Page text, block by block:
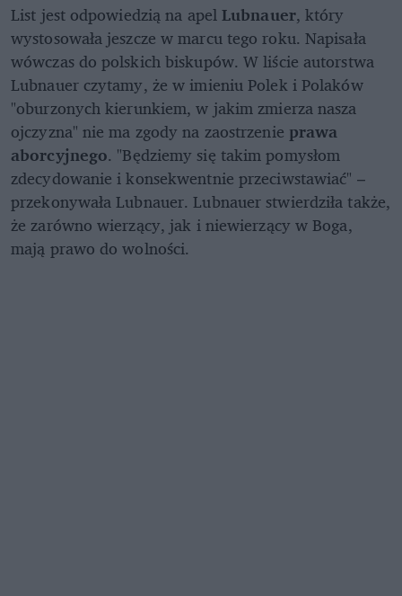
List jest odpowiedzią na apelLubnauer, który
wystosowała jeszcze w marcu tego roku. Napisała
wówczas do polskich biskupów. W liście autorstwa
Lubnauer czytamy, że w imieniu Polek i Polaków
"oburzonych kierunkiem, w jakim zmierza nasza
ojczyzna" nie ma zgody na zaostrzenie prawa
aborcyjnego. "Będziemy się takim pomysłom
zdecydowanie i konsekwentnie przeciwstawiać" –
przekonywała Lubnauer. Lubnauer stwierdziła także,
że zarówno wierzący, jak i niewierzący w Boga,
mają prawo do wolności.